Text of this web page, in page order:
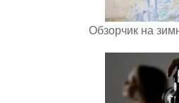
Обзорчик на